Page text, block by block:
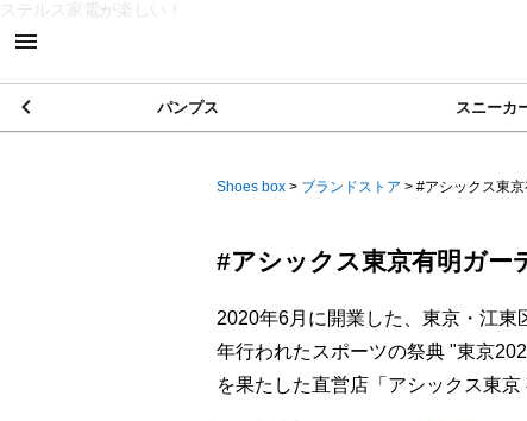
ステルス家電が楽しい！
パンプス スニーカ
Shoes box > ブランドストア > #アシックス東
#アシックス東京有明ガー
2020年6月に開業した、東京・江
年行われたスポーツの祭典 "東京
を果たした直営店「アシックス東